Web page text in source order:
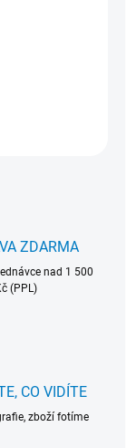
ZDARMA
nad 1 500
(PPL)
CO VIDÍTE
zboží fotíme